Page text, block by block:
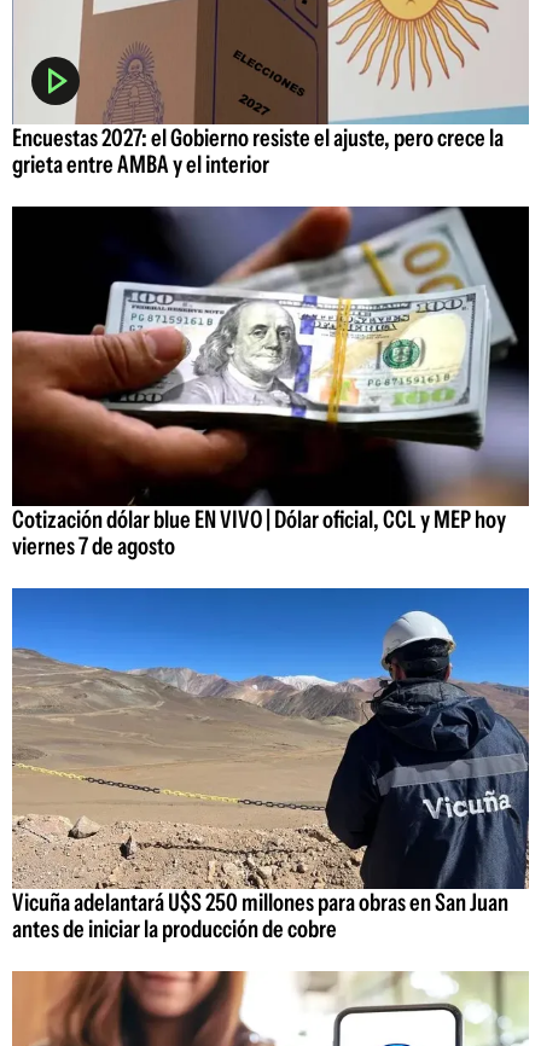
Encuestas 2027: el Gobierno resiste el ajuste, pero crece la
grieta entre AMBA y el interior
Cotización dólar blue EN VIVO | Dólar oficial, CCL y MEP hoy
viernes 7 de agosto
Vicuña adelantará U$S 250 millones para obras en San Juan
antes de iniciar la producción de cobre